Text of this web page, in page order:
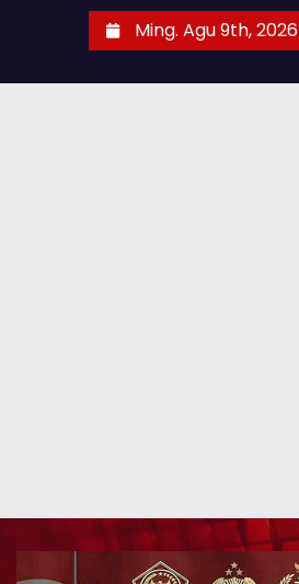
Ming. Agu 9th, 2026